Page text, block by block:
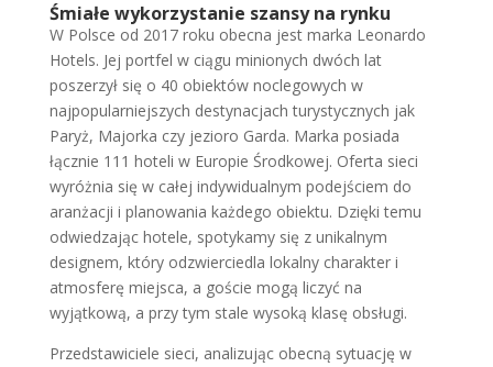
Śmiałe wykorzystanie szansy na rynku
W Polsce od 2017 roku obecna jest marka Leonardo
Hotels. Jej portfel w ciągu minionych dwóch lat
poszerzył się o 40 obiektów noclegowych w
najpopularniejszych destynacjach turystycznych jak
Paryż, Majorka czy jezioro Garda. Marka posiada
łącznie 111 hoteli w Europie Środkowej. Oferta sieci
wyróżnia się w całej indywidualnym podejściem do
aranżacji i planowania każdego obiektu. Dzięki temu
odwiedzając hotele, spotykamy się z unikalnym
designem, który odzwierciedla lokalny charakter i
atmosferę miejsca, a goście mogą liczyć na
wyjątkową, a przy tym stale wysoką klasę obsługi.
Przedstawiciele sieci, analizując obecną sytuację w